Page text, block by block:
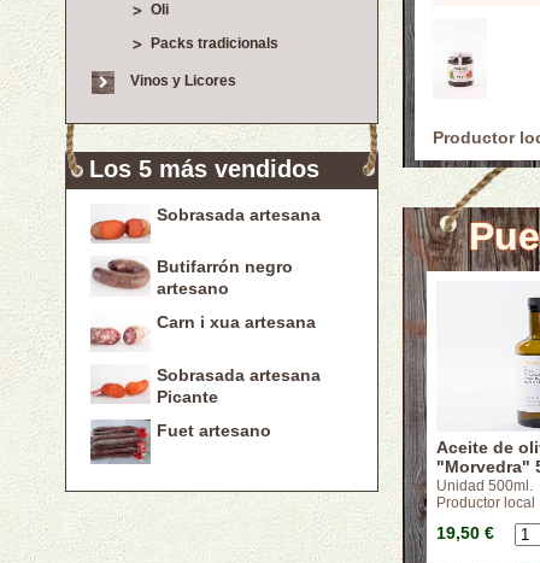
Oli
Packs tradicionals
Vinos y Licores
Los 5 más vendidos
Sobrasada artesana
Butifarrón negro
artesano
Carn i xua artesana
Sobrasada artesana
Picante
Fuet artesano
Productor
Aceite de
"Morvedra"
Unidad 500ml.
Productor local
19,50 €